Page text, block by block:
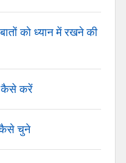
को ध्यान में रखने की
कैसे करें
चुने